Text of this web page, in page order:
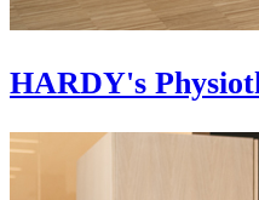
HARDY's